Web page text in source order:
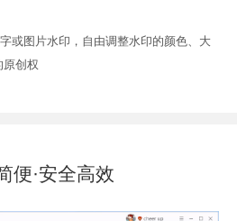
或图片水印，自由调整水印的颜色、大
原创权
便·安全高效